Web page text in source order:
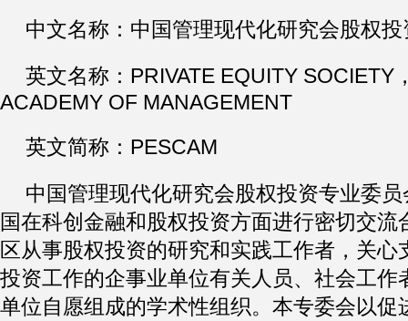
中文名称：中国管理现代化研究会股权
英文名称：PRIVATE EQUITY SOCIETY
ACADEMY OF MANAGEMENT
英文简称：PESCAM
中国管理现代化研究会股权投资专业委
国在科创金融和股权投资方面进行密切交流
区从事股权投资的研究和实践工作者，关心
投资工作的企事业单位有关人员、社会工作
单位自愿组成的学术性组织。本专委会以促